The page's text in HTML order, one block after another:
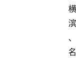
横
滨
、
名